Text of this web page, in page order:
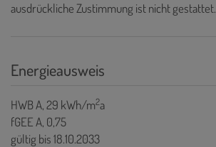
ausdrückliche Zustimmung ist nicht gestattet.
Energieausweis
HWBA, 29 kWh/m2a
fGEEA, 0,75
gültig bis18.10.2033